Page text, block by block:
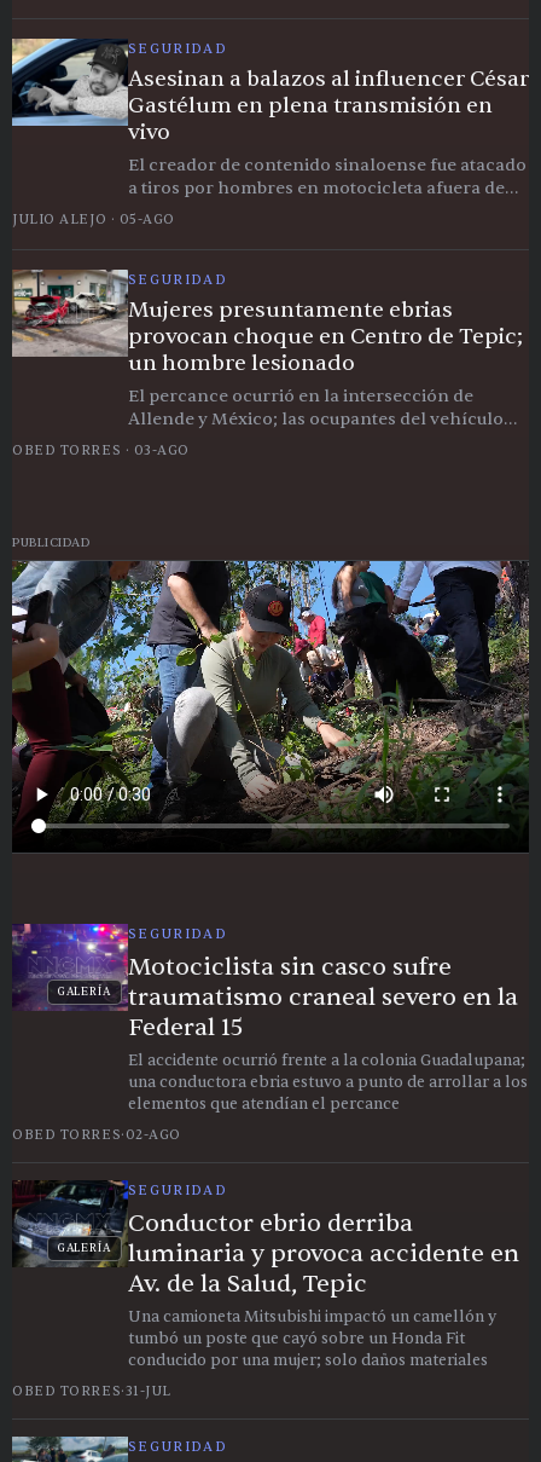
SEGURIDAD
Asesinan a balazos al influencer César
Gastélum en plena transmisión en
vivo
El creador de contenido sinaloense fue atacado
a tiros por hombres en motocicleta afuera de
un KFC en Culiacán mientras transmitía para
JULIO ALEJO · 05-AGO
SEGURIDAD
Mujeres presuntamente ebrias
provocan choque en Centro de Tepic;
un hombre lesionado
El percance ocurrió en la intersección de
Allende y México; las ocupantes del vehículo
rojo habrían abandonado el sitio antes de la
OBED TORRES · 03-AGO
PUBLICIDAD
GALERÍA
SEGURIDAD
Motociclista sin casco sufre
traumatismo craneal severo en la
Federal 15
El accidente ocurrió frente a la colonia Guadalupana;
una conductora ebria estuvo a punto de arrollar a los
elementos que atendían el percance
OBED TORRES· 02-AGO
GALERÍA
SEGURIDAD
Conductor ebrio derriba
luminaria y provoca accidente en
Av. de la Salud, Tepic
Una camioneta Mitsubishi impactó un camellón y
tumbó un poste que cayó sobre un Honda Fit
conducido por una mujer; solo daños materiales
OBED TORRES·31-JUL
SEGURIDAD